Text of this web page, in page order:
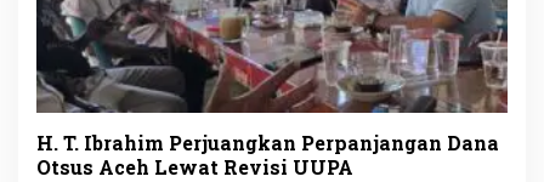
H. T. Ibrahim Perjuangkan Perpanjangan Dana
Otsus Aceh Lewat Revisi UUPA